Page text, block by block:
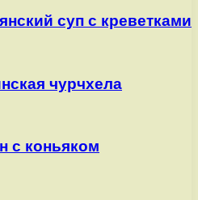
суп с креветками
чурчхела
с коньяком